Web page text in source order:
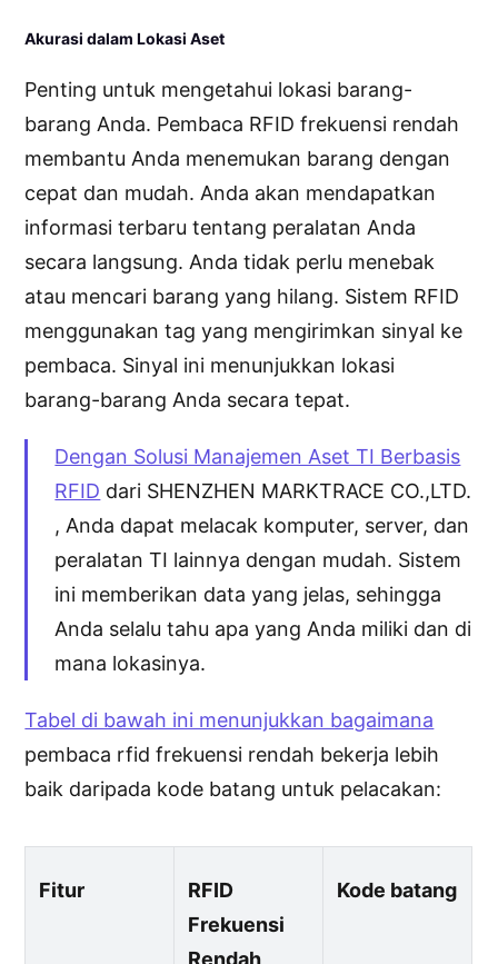
Akurasi dalam Lokasi Aset
Penting untuk mengetahui lokasi barang-
barang Anda. Pembaca RFID frekuensi rendah
membantu Anda menemukan barang dengan
cepat dan mudah. ​​Anda akan mendapatkan
informasi terbaru tentang peralatan Anda
secara langsung. Anda tidak perlu menebak
atau mencari barang yang hilang. Sistem RFID
menggunakan tag yang mengirimkan sinyal ke
pembaca. Sinyal ini menunjukkan lokasi
barang-barang Anda secara tepat.
Dengan Solusi Manajemen Aset TI Berbasis
RFID dari SHENZHEN MARKTRACE CO.,LTD.
, Anda dapat melacak komputer, server, dan
peralatan TI lainnya dengan mudah. ​​Sistem
ini memberikan data yang jelas, sehingga
Anda selalu tahu apa yang Anda miliki dan di
mana lokasinya.
Tabel di bawah ini menunjukkan bagaimana
pembaca rfid frekuensi rendah bekerja lebih
baik daripada kode batang untuk pelacakan:
Fitur
RFID
Frekuensi
Rendah
Kode batang